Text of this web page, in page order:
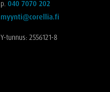
p. 040 7070 202
myynti@corellia.fi
Y-tunnus: 2556121-8